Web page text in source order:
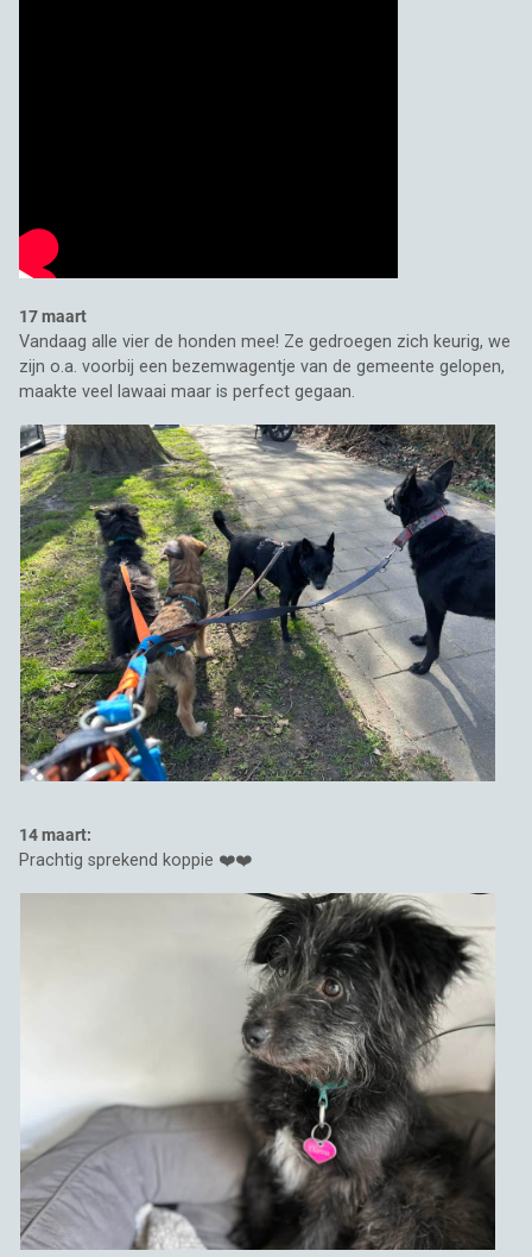
17 maart
Vandaag alle vier de honden mee! Ze gedroegen zich keurig, we
zijn o.a. voorbij een bezemwagentje van de gemeente gelopen,
maakte veel lawaai maar is perfect gegaan.
14 maart:
Prachtig sprekend koppie ❤️❤️